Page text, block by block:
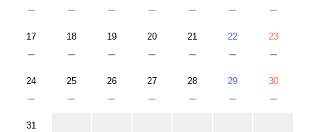
－ － － － － － －
17
－
18
－
19
－
20
－
21
－
22
－
23
－
24
－
25
－
26
－
27
－
28
－
29
－
30
－
31